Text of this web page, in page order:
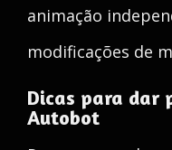
animação
modificações de
Dicas para dar
Autobot